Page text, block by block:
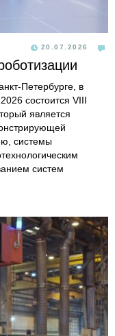
20.07.2026
Петербурге, в
состоится VIII
является
системы
систем